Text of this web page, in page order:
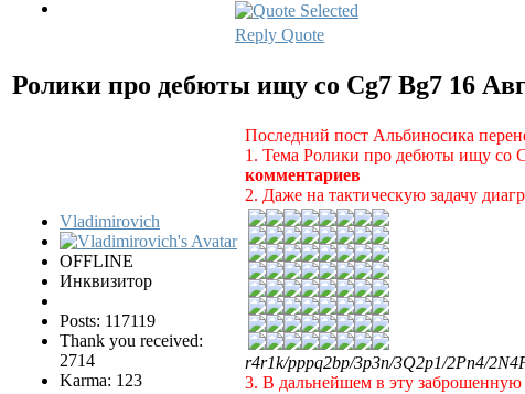
Reply Quote
Ролики про дебюты ищу со Cg7 Bg7 16
Vladimirovich
OFFLINE
Инквизитор
Posts: 117119
Thank you received:
2714
Karma: 123
Последний пост Альбиносика
1. Тема Ролики про дебюты ищу со
комментариев
2. Даже на тактическую задачу
r4r1k/pppq2bp/3p3n/3Q2p1/2Pn4/
3. В дальнейшем в эту заброшенную